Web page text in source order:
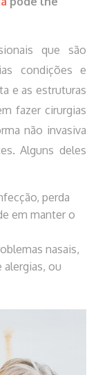
que são
condições e
e as estruturas
fazer cirurgias
não invasiva
Alguns deles
perda
em manter o
nasais,
ou